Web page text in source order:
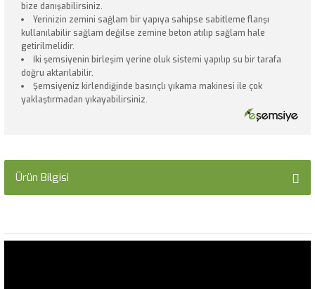
bize danışabilirsiniz.
Yerinizin zemini sağlam bir yapıya sahipse sabitleme flanşı
kullanılabilir sağlam değilse zemine beton atılıp sağlam hale
getirilmelidir.
İki şemsiyenin birleşim yerine oluk sistemi yapılıp su bir tarafa
doğru aktarılabilir.
Şemsiyeniz kirlendiğinde basınçlı yıkama makinesi ile çok
yaklaştırmadan yıkayabilirsiniz.
Ürün Bilgisi